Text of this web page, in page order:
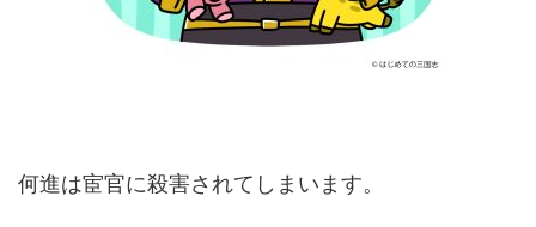
何進は宦官に殺害されてしまいます。